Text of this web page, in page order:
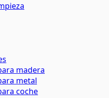
madera
metal
coche